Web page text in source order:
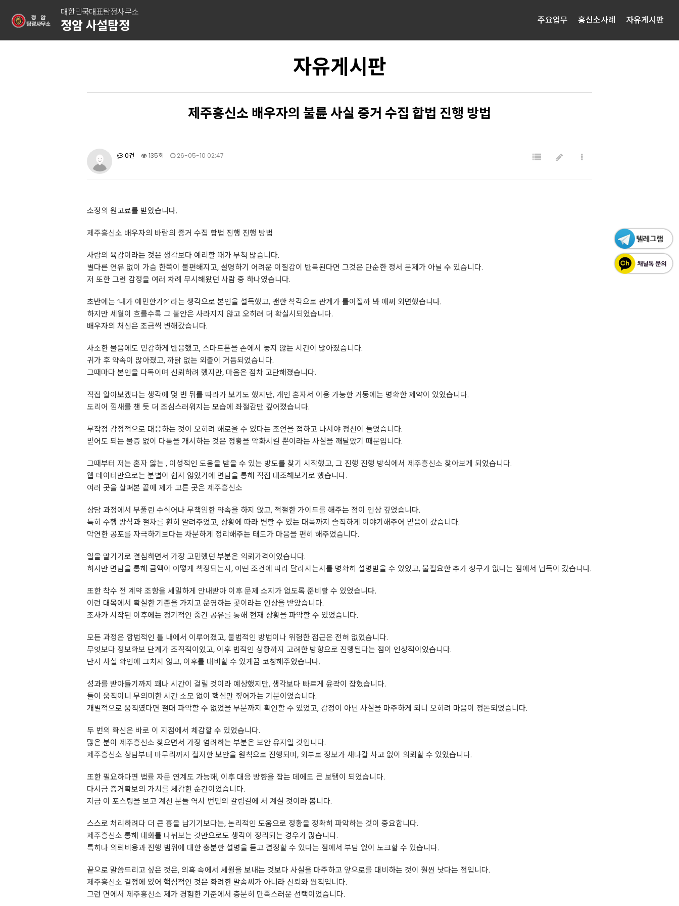
대한민국대표탐정사무소
정암 사설탐정 주요업무 흥신소사례 자유게시판
자유게시판
제주흥신소 배우자의 불륜 사실 증거 수집 합법 진행 방법
0건 135회 26-05-10 02:47
소정의 원고료를 받았습니다.
제주흥신소 배우자의 바람의 증거 수집 합법 진행 진행 방법
사람의 육감이라는 것은 생각보다 예리할 때가 무척 많습니다.
별다른 연유 없이 가슴 한쪽이 불편해지고, 설명하기 어려운 이질감이 반복된다면 그것은 단순한 정서 문제가 아닐 수 있습니다.
저 또한 그런 감정을 여러 차례 무시해왔던 사람 중 하나였습니다.
초반에는 ‘내가 예민한가?’ 라는 생각으로 본인을 설득했고, 괜한 착각으로 관계가 틀어질까 봐 애써 외면했습니다.
하지만 세월이 흐를수록 그 불안은 사라지지 않고 오히려 더 확실시되었습니다.
배우자의 처신은 조금씩 변해갔습니다.
사소한 물음에도 민감하게 반응했고, 스마트폰을 손에서 놓지 않는 시간이 많아졌습니다.
귀가 후 약속이 많아졌고, 까닭 없는 외출이 거듭되었습니다.
그때마다 본인을 다독이며 신뢰하려 했지만, 마음은 점차 고단해졌습니다.
직접 알아보겠다는 생각에 몇 번 뒤를 따라가 보기도 했지만, 개인 혼자서 이용 가능한 거동에는 명확한 제약이 있었습니다.
도리어 낌새를 챈 듯 더 조심스러워지는 모습에 좌절감만 깊어졌습니다.
무작정 감정적으로 대응하는 것이 오히려 해로울 수 있다는 조언을 접하고 나서야 정신이 들었습니다.
믿어도 되는 물증 없이 다툼을 개시하는 것은 정황을 악화시킬 뿐이라는 사실을 깨달았기 때문입니다.
그때부터 저는 혼자 앓는 , 이성적인 도움을 받을 수 있는 방도를 찾기 시작했고, 그 진행 진행 방식에서 제주흥신소 찾아보게 되었습니다.
웹 데이터만으로는 분별이 쉽지 않았기에 면담을 통해 직접 대조해보기로 했습니다.
여러 곳을 살펴본 끝에 제가 고른 곳은 제주흥신소
상담 과정에서 부풀린 수식어나 무책임한 약속을 하지 않고, 적절한 가이드를 해주는 점이 인상 깊었습니다.
특히 수행 방식과 절차를 훤히 알려주었고, 상황에 따라 변할 수 있는 대목까지 솔직하게 이야기해주어 믿음이 갔습니다.
막연한 공포를 자극하기보다는 차분하게 정리해주는 태도가 마음을 편히 해주었습니다.
일을 맡기기로 결심하면서 가장 고민했던 부분은 의뢰가격이었습니다.
하지만 면담을 통해 금액이 어떻게 책정되는지, 어떤 조건에 따라 달라지는지를 명확히 설명받을 수 있었고, 불필요한 추가 청구가 없다는 점에서 납득이 갔습니다.
또한 착수 전 계약 조항을 세밀하게 안내받아 이후 문제 소지가 없도록 준비할 수 있었습니다.
이런 대목에서 확실한 기준을 가지고 운영하는 곳이라는 인상을 받았습니다.
조사가 시작된 이후에는 정기적인 중간 공유를 통해 현재 상황을 파악할 수 있었습니다.
모든 과정은 합법적인 틀 내에서 이루어졌고, 불법적인 방법이나 위험한 접근은 전혀 없었습니다.
무엇보다 정보확보 단계가 조직적이었고, 이후 법적인 상황까지 고려한 방향으로 진행된다는 점이 인상적이었습니다.
단지 사실 확인에 그치지 않고, 이후를 대비할 수 있게끔 코칭해주었습니다.
성과를 받아들기까지 꽤나 시간이 걸릴 것이라 예상했지만, 생각보다 빠르게 윤곽이 잡혔습니다.
들이 움직이니 무의미한 시간 소모 없이 핵심만 짚어가는 기분이었습니다.
개별적으로 움직였다면 절대 파악할 수 없었을 부분까지 확인할 수 있었고, 감정이 아닌 사실을 마주하게 되니 오히려 마음이 정돈되었습니다.
두 번의 확신은 바로 이 지점에서 체감할 수 있었습니다.
많은 분이 제주흥신소 찾으면서 가장 염려하는 부분은 보안 유지일 것입니다.
제주흥신소 상담부터 마무리까지 철저한 보안을 원칙으로 진행되며, 외부로 정보가 새나갈 사고 없이 의뢰할 수 있었습니다.
또한 필요하다면 법률 자문 연계도 가능해, 이후 대응 방향을 잡는 데에도 큰 보탬이 되었습니다.
다시금 증거확보의 가치를 체감한 순간이었습니다.
지금 이 포스팅을 보고 계신 분들 역시 번민의 갈림길에 서 계실 것이라 봅니다.
스스로 처리하려다 더 큰 흉을 남기기보다는, 논리적인 도움으로 정황을 정확히 파악하는 것이 중요합니다.
제주흥신소 통해 대화를 나눠보는 것만으로도 생각이 정리되는 경우가 많습니다.
특히나 의뢰비용과 진행 범위에 대한 충분한 설명을 듣고 결정할 수 있다는 점에서 부담 없이 노크할 수 있습니다.
끝으로 말씀드리고 싶은 것은, 의혹 속에서 세월을 보내는 것보다 사실을 마주하고 앞으로를 대비하는 것이 훨씬 낫다는 점입니다.
제주흥신소 결정에 있어 핵심적인 것은 화려한 말솜씨가 아니라 신뢰와 원칙입니다.
그런 면에서 제주흥신소 제가 경험한 기준에서 충분히 만족스러운 선택이었습니다.